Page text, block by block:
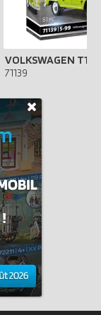
71139